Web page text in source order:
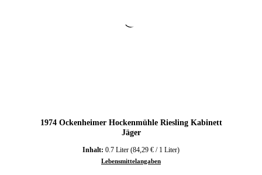
1974 Ockenheimer Hockenmühle Riesling Kabinett
Jäger
Inhalt: 0.7 Liter (84,29 € / 1 Liter)
Lebensmittelangaben